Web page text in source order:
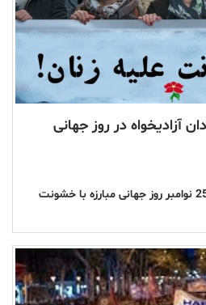
آزادیخواه در روز جهانی
روز دوشنبه 5 آذر مصادف با 25 نوامبر روز جهانی مبارزه با خشونت